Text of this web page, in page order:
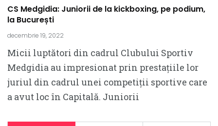
CS Medgidia: Juniorii de la kickboxing, pe podium,
la București
decembrie 19, 2022
Micii luptători din cadrul Clubului Sportiv
Medgidia au impresionat prin prestațiile lor
juriul din cadrul unei competiții sportive care
a avut loc în Capitală. Juniorii